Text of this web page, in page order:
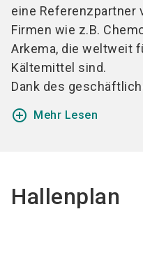
eine Referenzpartner
Firmen wie z.B.
Arkema, die weltweit
Kältemittel sind.
Dank des
add_circle_outline Mehr Lesen
Hallenplan